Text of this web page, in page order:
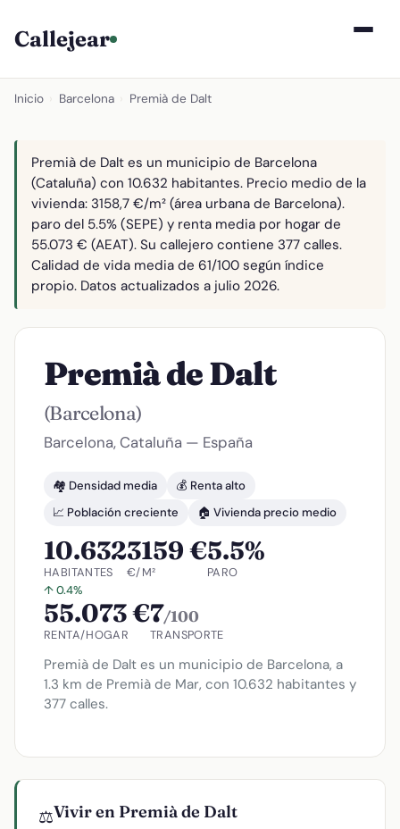
Callejear
Inicio Barcelona Premià de Dalt
Premià de Dalt es un municipio de Barcelona
(Cataluña) con 10.632 habitantes. Precio medio de la
vivienda: 3158,7 €/m² (área urbana de Barcelona).
paro del 5.5% (SEPE) y renta media por hogar de
55.073 € (AEAT). Su callejero contiene 377 calles.
Calidad de vida media de 61/100 según índice
propio. Datos actualizados a julio 2026.
Premià de Dalt
(Barcelona)
Barcelona, Cataluña — España
🏘️ Densidad media
💰 Renta alto
📈 Población creciente
🏠 Vivienda precio medio
10.632
HABITANTES
↑ 0.4%
3159 €
€/M²
5.5%
PARO
55.073 €
RENTA/HOGAR
7/100
TRANSPORTE
Premià de Dalt es un municipio de Barcelona, a
1.3 km de Premià de Mar, con 10.632 habitantes y
377 calles.
⚖️Vivir en Premià de Dalt